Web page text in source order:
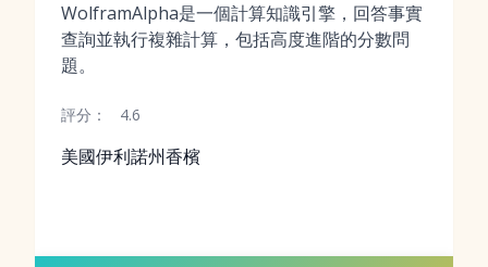
WolframAlpha是一個計算知識引擎，回答事實
查詢並執行複雜計算，包括高度進階的分數問
題。
評分： 4.6
美國伊利諾州香檳